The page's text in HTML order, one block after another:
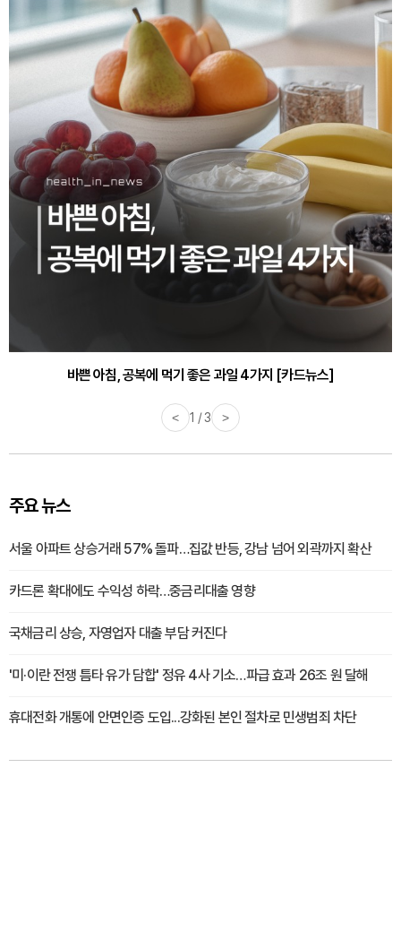
바쁜 아침, 공복에 먹기 좋은 과일 4가지 [카드뉴스]
< 1 / 3 >
주요 뉴스
서울 아파트 상승거래 57% 돌파…집값 반등, 강남 넘어 외곽까지 확산
카드론 확대에도 수익성 하락…중금리대출 영향
국채금리 상승, 자영업자 대출 부담 커진다
'미·이란 전쟁 틈타 유가 담합' 정유 4사 기소…파급 효과 26조 원 달해
휴대전화 개통에 안면인증 도입...강화된 본인 절차로 민생범죄 차단